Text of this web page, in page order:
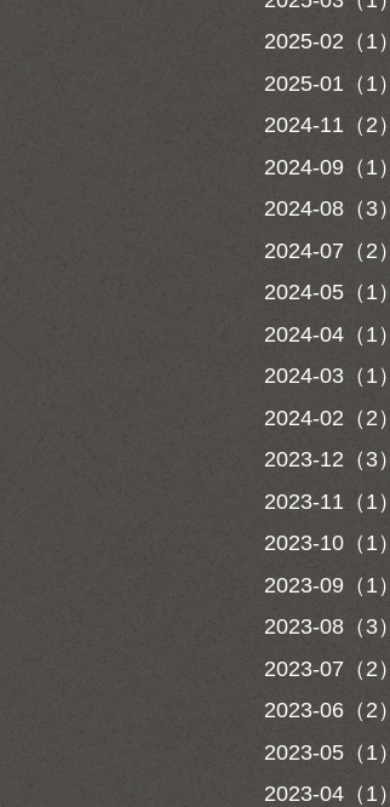
2025-02（1）
2025-01（1）
2024-11（2）
2024-09（1）
2024-08（3）
2024-07（2）
2024-05（1）
2024-04（1）
2024-03（1）
2024-02（2）
2023-12（3）
2023-11（1）
2023-10（1）
2023-09（1）
2023-08（3）
2023-07（2）
2023-06（2）
2023-05（1）
2023-04（1）